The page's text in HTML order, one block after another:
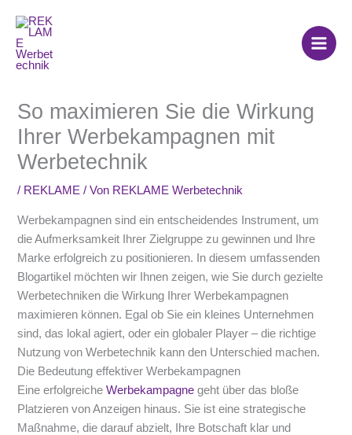
Inhalt
springen
So maximieren Sie die Wirkung
Ihrer Werbekampagnen mit
Werbetechnik
/ REKLAME / Von REKLAME Werbetechnik
Werbekampagnen sind ein entscheidendes Instrument, um
die Aufmerksamkeit Ihrer Zielgruppe zu gewinnen und Ihre
Marke erfolgreich zu positionieren. In diesem umfassenden
Blogartikel möchten wir Ihnen zeigen, wie Sie durch gezielte
Werbetechniken die Wirkung Ihrer Werbekampagnen
maximieren können. Egal ob Sie ein kleines Unternehmen
sind, das lokal agiert, oder ein globaler Player – die richtige
Nutzung von Werbetechnik kann den Unterschied machen.
Die Bedeutung effektiver Werbekampagnen
Eine erfolgreicheWerbekampagne geht über das bloße
Platzieren von Anzeigen hinaus. Sie ist eine strategische
Maßnahme, die darauf abzielt, Ihre Botschaft klar und